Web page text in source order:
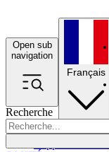
Open sub
navigation
Recherche
Français